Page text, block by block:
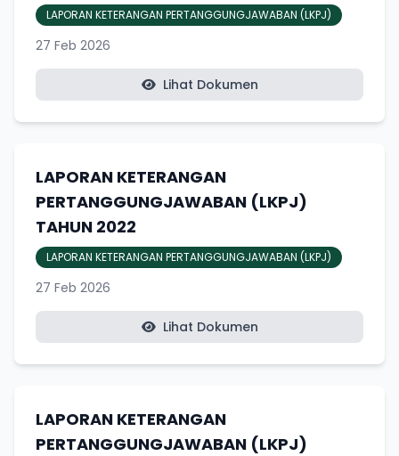
LAPORAN KETERANGAN PERTANGGUNGJAWABAN (LKPJ)
27 Feb 2026
Lihat Dokumen
LAPORAN KETERANGAN
PERTANGGUNGJAWABAN (LKPJ)
TAHUN 2022
LAPORAN KETERANGAN PERTANGGUNGJAWABAN (LKPJ)
27 Feb 2026
Lihat Dokumen
LAPORAN KETERANGAN
PERTANGGUNGJAWABAN (LKPJ)